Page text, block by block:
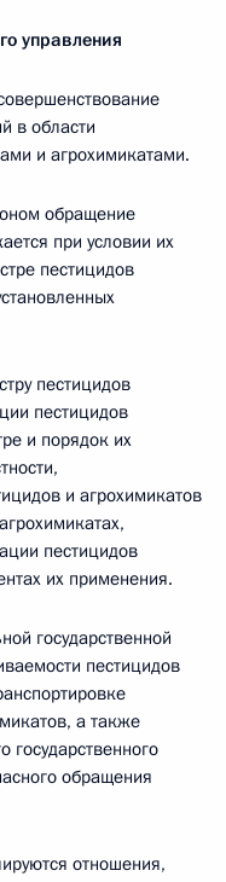
управления
в области
и агрохимикатами.
обращение
при условии их
пестицидов
пестицидов
пестицидов
и порядок их
и агрохимикатов
пестицидов
их применения.
государственной
пестицидов
а также
государственного
обращения
отношения,